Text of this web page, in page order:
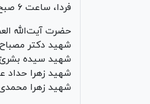
فردا، ساعت ۶ صبح؛ مراسم اقامه نماز بر پیکر امام مجاهد شهید و شهدای خانواده ایشان
حضرت آیت‌الله
شهید دکتر
شهید سیده
شهید زهرا حداد
شهید زهرا محمدی